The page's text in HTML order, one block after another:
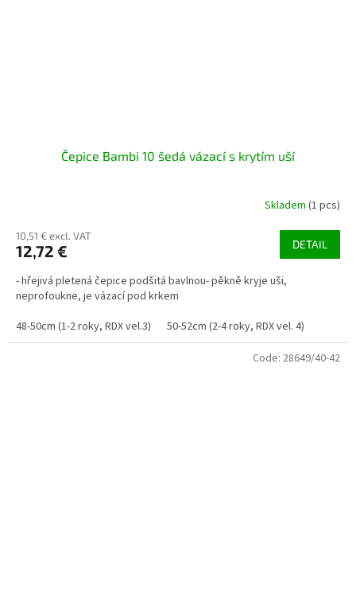
Čepice Bambi 10 šedá vázací s krytím uší
Skladem (1 pcs)
10,51 € excl. VAT
12,72 € DETAIL
- hřejivá pletená čepice podšitá bavlnou- pěkně kryje uši,
neprofoukne, je vázací pod krkem
48-50cm (1-2 roky, RDX vel.3)
50-52cm (2-4 roky, RDX vel. 4)
Code: 28649/40-42